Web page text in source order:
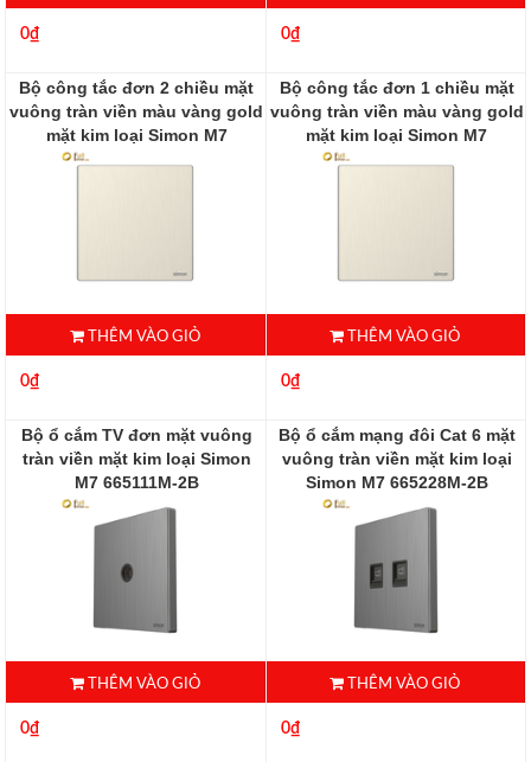
0₫ 0₫
Bộ công tắc đơn 2 chiều mặt
vuông tràn viền màu vàng gold
mặt kim loại Simon M7
661012M-2C
THÊM VÀO GIỎ
0₫
Bộ công tắc đơn 1 chiều mặt
vuông tràn viền màu vàng gold
mặt kim loại Simon M7
661011M-2C
THÊM VÀO GIỎ
0₫
Bộ ổ cắm TV đơn mặt vuông
tràn viền mặt kim loại Simon
M7 665111M-2B
665111M-2B
THÊM VÀO GIỎ
0₫
Bộ ổ cắm mạng đôi Cat 6 mặt
vuông tràn viền mặt kim loại
Simon M7 665228M-2B
665228M-2B
THÊM VÀO GIỎ
0₫